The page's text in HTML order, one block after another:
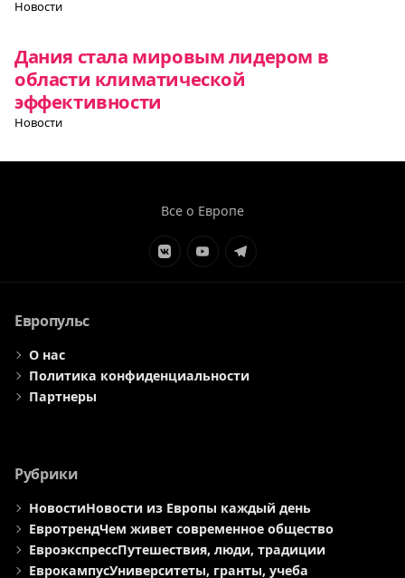
Новости
Дания стала мировым лидером в
области климатической
эффективности
Новости
Все о Европе
ЭлементЭлементЭлемент
Европульс
О нас
Политика конфиденциальности
Партнеры
Рубрики
НовостиНовости из Европы каждый день
ЕвротрендЧем живет современное общество
ЕвроэкспрессПутешествия, люди, традиции
ЕврокампусУниверситеты, гранты, учеба